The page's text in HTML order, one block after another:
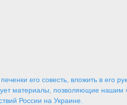
его совесть, вложить в его
материалы, позволяющие нашим
России на Украине.